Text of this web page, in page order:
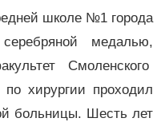
школе №1 города
медалью,
Смоленского
по хирургии проходил
больницы. Шесть лет